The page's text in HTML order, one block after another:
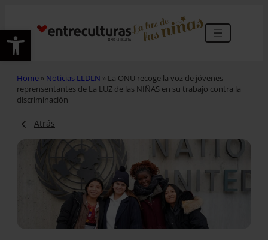
Abrir barra de herramientas
Home » Noticias LLDLN » La ONU recoge la voz de jóvenes
reprensentantes de La LUZ de las NIÑAS en su trabajo contra la
discriminación
Atrás